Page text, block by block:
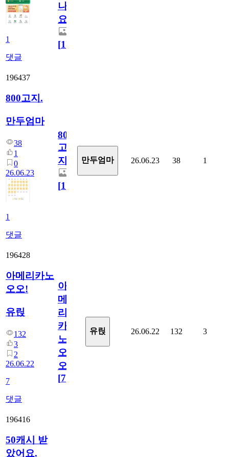
1
댓글
나
요)
[1]
196437
800고지.
만두엄마
38
1
0
26.06.23
1
댓글
800
고
지.
[1]
만두엄마 26.06.23 38 1
196428
아메리카노
오오!
유릱
132
3
2
26.06.22
7
댓글
아
메
리
카
노
오
오!
[7]
유릱 26.06.22 132 3
196416
50캐시 받
았어요.